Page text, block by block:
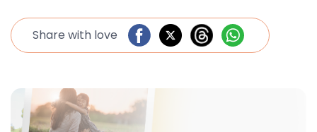
Share with love